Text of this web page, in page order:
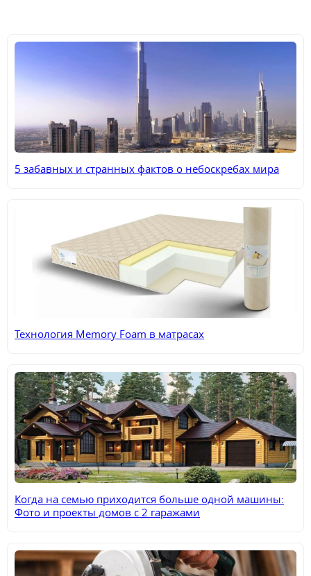
5 забавных и странных фактов о небоскребах мира
Технология Memory Foam в матрасах
Когда на семью приходится больше одной машины:
Фото и проекты домов с 2 гаражами